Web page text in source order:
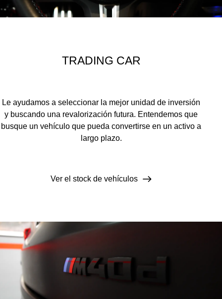
TRADING CAR
Le ayudamos a seleccionar la mejor unidad de inversión
y buscando una revalorización futura. Entendemos que
busque un vehículo que pueda convertirse en un activo a
largo plazo.
Ver el stock de vehículos